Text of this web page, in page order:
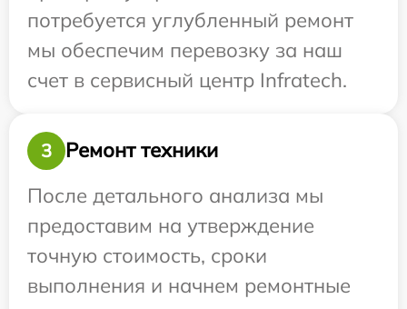
потребуется углубленный ремонт
мы обеспечим перевозку за наш
счет в сервисный центр Infratech.
3
Ремонт техники
После детального анализа мы
предоставим на утверждение
точную стоимость, сроки
выполнения и начнем ремонтные